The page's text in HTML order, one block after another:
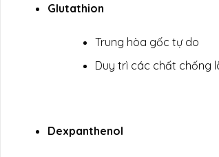
Glutathion
Trung hòa gốc tự do
Duy trì các chất chống
Dexpanthenol